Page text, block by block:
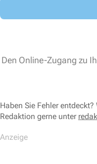
Den Online-Zugang zu
Haben Sie Fehler
Redaktion gerne unter